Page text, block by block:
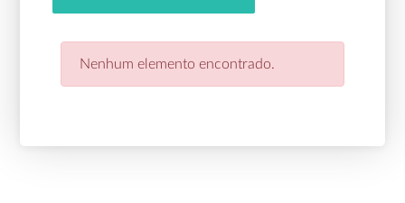
Nenhum elemento encontrado.